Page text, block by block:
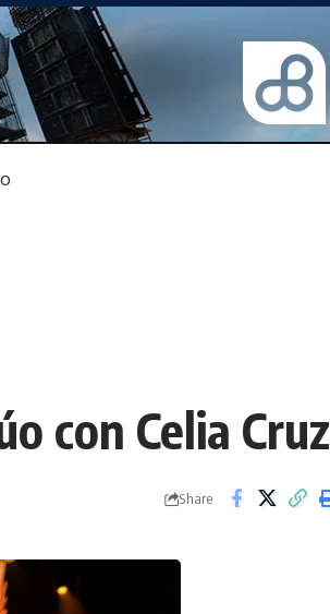
con Celia Cruz
Share